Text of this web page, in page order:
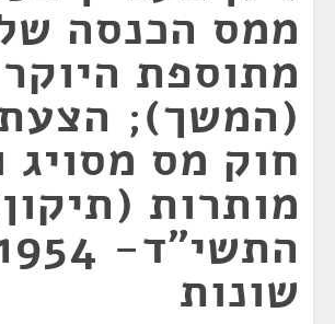
ממס הכנסה
מתוספת היוקר
(המשך);
חוק מס מסויג
מותרות
שונות